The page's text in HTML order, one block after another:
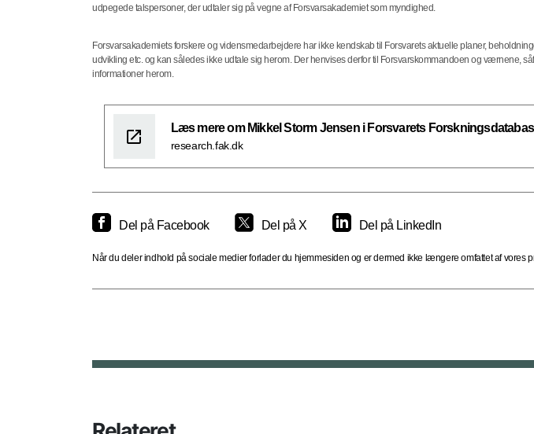
udpegede talspersoner, der udtaler sig på vegne af Forsvarsakademiet som myndighed.
Forsvarsakademiets forskere og vidensmedarbejdere har ikke kendskab til Forsvarets aktuelle planer,
udvikling etc. og kan således ikke udtale sig herom. Der henvises derfor til Forsvarskommandoen og værnene,
informationer herom.
Læs mere om Mikkel Storm Jensen i Forsvarets
research.fak.dk
Del på Facebook Del på X Del på LinkedIn
Når du deler indhold på sociale medier forlader du hjemmesiden og er dermed ikke længere omfattet af vores